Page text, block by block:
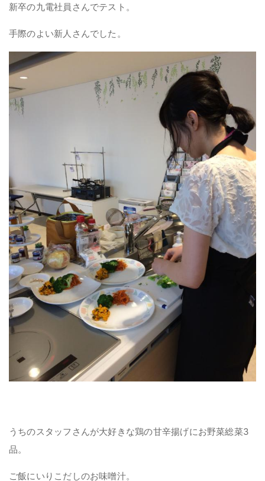
新卒の九電社員さんでテスト。
手際のよい新人さんでした。
うちのスタッフさんが大好きな鶏の甘辛揚げにお野菜総菜3
品。
ご飯にいりこだしのお味噌汁。